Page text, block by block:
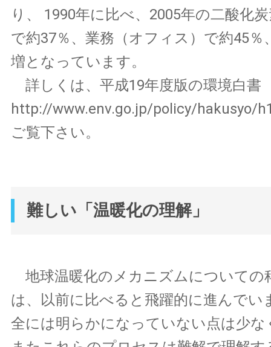
り、 1990年に比べ、2005年の二酸化
で約37％、業務（オフィス）で約45％
増となっています。
詳しくは、平成19年度版の環境白書
http://www.env.go.jp/policy/hakusyo/
ご覧下さい。
難しい「温暖化の理解」
地球温暖化のメカニズムについての
は、以前に比べると飛躍的に進んでい
全には明らかになっていない点は少